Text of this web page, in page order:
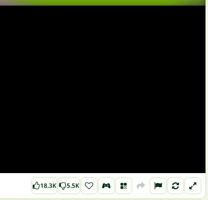
18.3K 5.5K